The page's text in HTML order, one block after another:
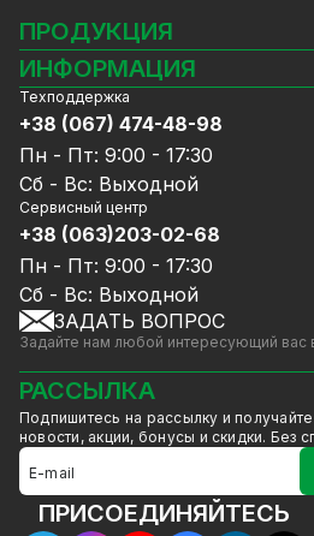
видеодомофон для
Преимущества
официальном
GreenVision:
Идеальный баланс: цена/
качество.GreenVision -
купить домофоны для
комплекте недорого.
производителя.
Квалифицированная
СКУД исходя из целей и
потребителя.Наши
выбрать надежный
квартиры или офиса.
Оказываем услуги
Несколько способов
предоплата, оплата на
ПРОДУКЦИЯ
Камеры видеонаблюдения
Видеорегистраторы
Комплекты видеонаблюдения
СКУД
Источники питания
Сетевое оборудование
Ноутбуки и компьютеры
Аксессуары
Акции
Уцененный товар
GreenVision скидки
Мерч от GreenVision
Товары для дома
Товары снятые с
ИНФОРМАЦИЯ
Блог
Доставка и оплата
Гарантия и Сервисное
Политика
Договор публичной оферты
Сотрудничество
Услуги
Калькулятор расчёта объёма
Техподдержка
+38 (067) 474-48-98
Пн - Пт: 9:00 - 17:30
Сб - Вс: Выходной
Сервисный центр
+38 (063)203-02-68
Пн - Пт: 9:00 - 17:30
Сб - Вс: Выходной
ЗАДАТЬ ВОПРОС
Задайте нам любой интересующий вас
РАССЫЛКА
Подпишитесь на рассылку и
новости, акции, бонусы и скидки. Без
ПРИСОЕДИНЯЙТЕСЬ